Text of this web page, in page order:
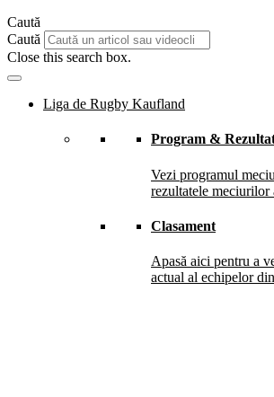
Caută
Caută
Close this search box.
Liga de Rugby Kaufland
Program &
Vezi programul
rezultatele meciurilor
Clasament
Apasă aici pentru a
actual al echipelor